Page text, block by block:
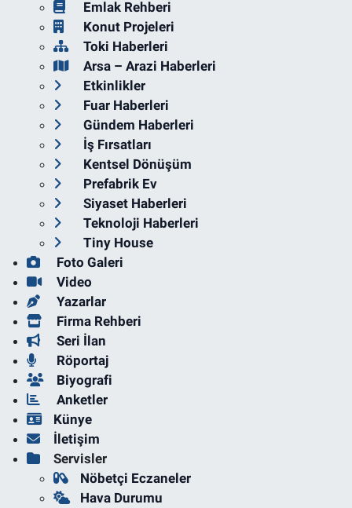
Emlak Rehberi
Konut Projeleri
Toki Haberleri
Arsa – Arazi Haberleri
Etkinlikler
Fuar Haberleri
Gündem Haberleri
İş Fırsatları
Kentsel Dönüşüm
Prefabrik Ev
Siyaset Haberleri
Teknoloji Haberleri
Tiny House
Foto Galeri
Video
Yazarlar
Firma Rehberi
Seri İlan
Röportaj
Biyografi
Anketler
Künye
İletişim
Servisler
Nöbetçi Eczaneler
Hava Durumu